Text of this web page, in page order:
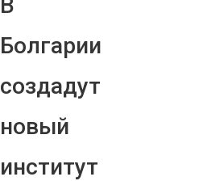
Болгарии
создадут
новый
институт